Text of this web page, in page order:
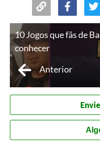
10 Jogos que fãs de
conhecer
Anterior